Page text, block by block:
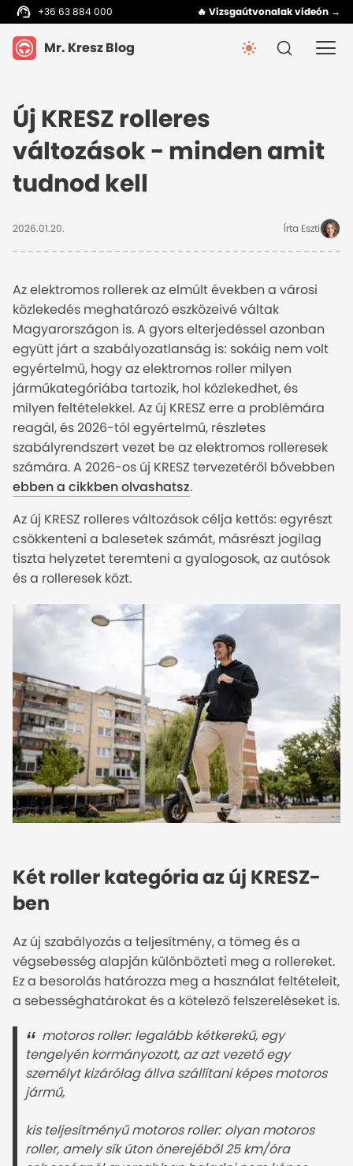
+36 63 884 000 🔥 Vizsgaútvonalak videón →
Mr. Kresz Blog
Új KRESZ rolleres
változások - minden amit
tudnod kell
2026.01.20. Írta Eszti
Az elektromos rollerek az elmúlt években a városi
közlekedés meghatározó eszközeivé váltak
Magyarországon is. A gyors elterjedéssel azonban
együtt járt a szabályozatlanság is: sokáig nem volt
egyértelmű, hogy az elektromos roller milyen
járműkategóriába tartozik, hol közlekedhet, és
milyen feltételekkel. Az új KRESZ erre a problémára
reagál, és 2026-tól egyértelmű, részletes
szabályrendszert vezet be az elektromos rolleresek
számára. A 2026-os új KRESZ tervezetéről bővebben
ebben a cikkben olvashatsz.
Az új KRESZ rolleres változások célja kettős: egyrészt
csökkenteni a balesetek számát, másrészt jogilag
tiszta helyzetet teremteni a gyalogosok, az autósok
és a rolleresek közt.
Két roller kategória az új KRESZ-
ben
Az új szabályozás a teljesítmény, a tömeg és a
végsebesség alapján különbözteti meg a rollereket.
Ez a besorolás határozza meg a használat feltételeit,
a sebességhatárokat és a kötelező felszereléseket is.
motoros roller: legalább kétkerekű, egy
tengelyén kormányozott, az azt vezető egy
személyt kizárólag állva szállítani képes motoros
jármű,
kis teljesítményű motoros roller: olyan motoros
roller, amely sík úton önerejéből 25 km/óra